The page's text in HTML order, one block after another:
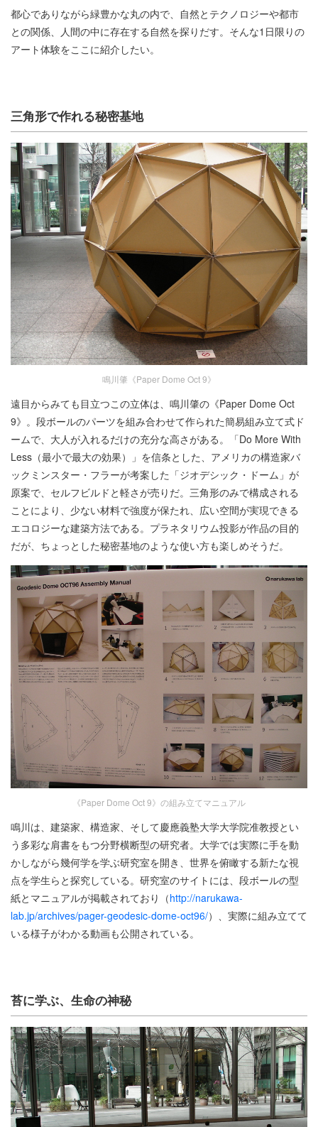
都心でありながら緑豊かな丸の内で、自然とテクノロジーや都市
との関係、人間の中に存在する自然を探りだす。そんな1日限りの
アート体験をここに紹介したい。
三角形で作れる秘密基地
鳴川肇《Paper Dome Oct 9》
遠目からみても目立つこの立体は、鳴川肇の《Paper Dome Oct
9》。段ボールのパーツを組み合わせて作られた簡易組み立て式ド
ームで、大人が入れるだけの充分な高さがある。「Do More With
Less（最小で最大の効果）」を信条とした、アメリカの構造家バ
ックミンスター・フラーが考案した「ジオデシック・ドーム」が
原案で、セルフビルドと軽さが売りだ。三角形のみで構成される
ことにより、少ない材料で強度が保たれ、広い空間が実現できる
エコロジーな建築方法である。プラネタリウム投影が作品の目的
だが、ちょっとした秘密基地のような使い方も楽しめそうだ。
《Paper Dome Oct 9》の組み立てマニュアル
鳴川は、建築家、構造家、そして慶應義塾大学大学院准教授とい
う多彩な肩書をもつ分野横断型の研究者。大学では実際に手を動
かしながら幾何学を学ぶ研究室を開き、世界を俯瞰する新たな視
点を学生らと探究している。研究室のサイトには、段ボールの型
紙とマニュアルが掲載されており（http://narukawa-
lab.jp/archives/pager-geodesic-dome-oct96/）、実際に組み立てて
いる様子がわかる動画も公開されている。
苔に学ぶ、生命の神秘